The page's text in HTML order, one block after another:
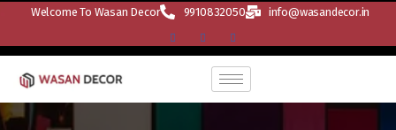
Welcome To Wasan Decor 9910832050 info@wasandecor.in